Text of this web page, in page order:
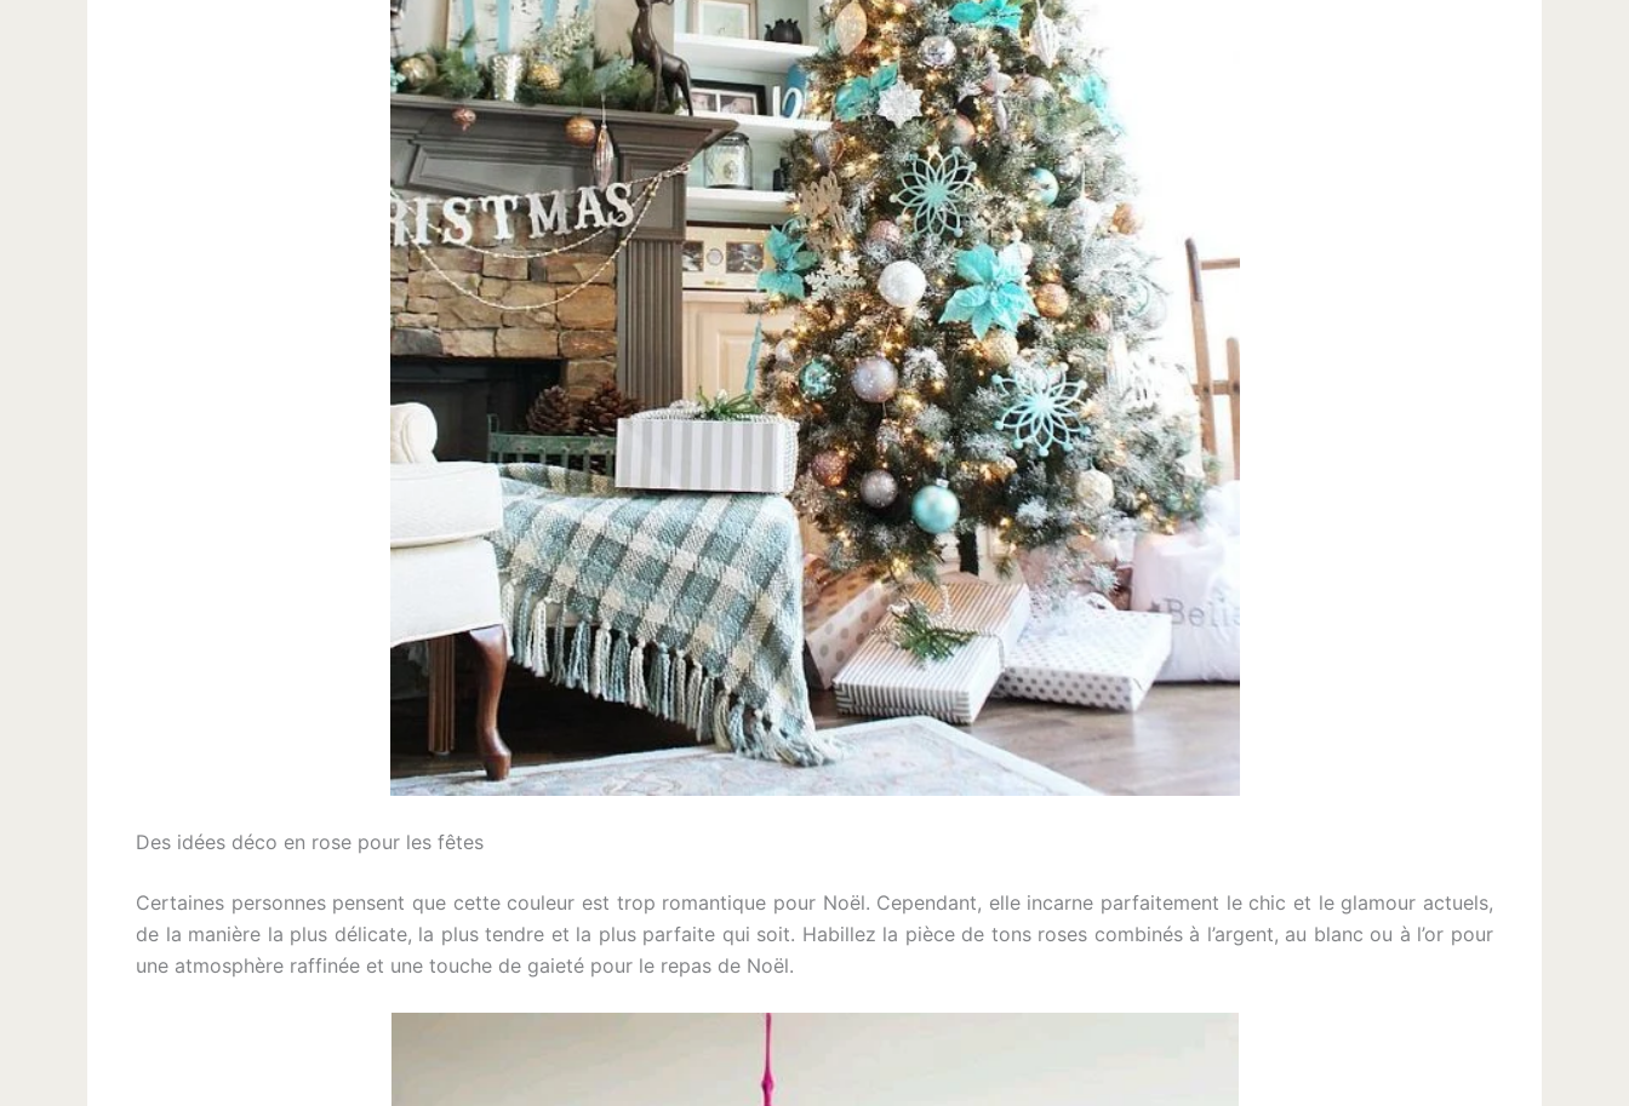
Des idées déco en rose pour les fêtes
Certaines personnes pensent que cette couleur est trop romantique pour Noël. Cependant, elle incarne parfaitement le chic et le glamour actuels,
de la manière la plus délicate, la plus tendre et la plus parfaite qui soit. Habillez la pièce de tons roses combinés à l’argent, au blanc ou à l’or pour
une atmosphère raffinée et une touche de gaieté pour le repas de Noël.